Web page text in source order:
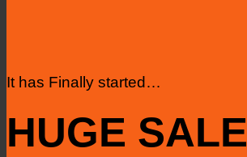
It has Finally started…
HUGE SALE